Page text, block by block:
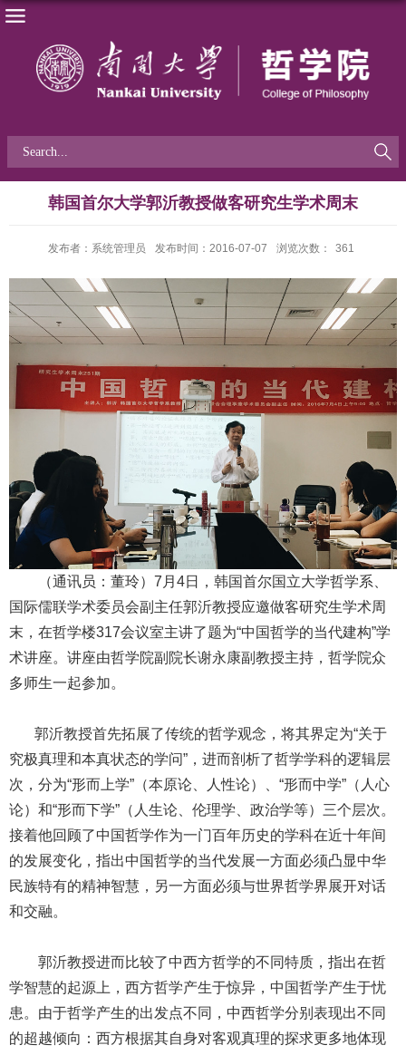
韩国首尔大学郭沂教授做客研究生学术周末
发布者：系统管理员 发布时间：2016-07-07 浏览次数： 361
（通讯员：董玲）7月4日，韩国首尔国立大学哲学系、
国际儒联学术委员会副主任郭沂教授应邀做客研究生学术周
末，在哲学楼317会议室主讲了题为“中国哲学的当代建构”学
术讲座。讲座由哲学院副院长谢永康副教授主持，哲学院众
多师生一起参加。
郭沂教授首先拓展了传统的哲学观念，将其界定为“关于
究极真理和本真状态的学问”，进而剖析了哲学学科的逻辑层
次，分为“形而上学”（本原论、人性论）、“形而中学”（人心
论）和“形而下学”（人生论、伦理学、政治学等）三个层次。
接着他回顾了中国哲学作为一门百年历史的学科在近十年间
的发展变化，指出中国哲学的当代发展一方面必须凸显中华
民族特有的精神智慧，另一方面必须与世界哲学界展开对话
和交融。
郭沂教授进而比较了中西方哲学的不同特质，指出在哲
学智慧的起源上，西方哲学产生于惊异，中国哲学产生于忧
患。由于哲学产生的出发点不同，中西哲学分别表现出不同
的超越倾向：西方根据其自身对客观真理的探求更多地体现